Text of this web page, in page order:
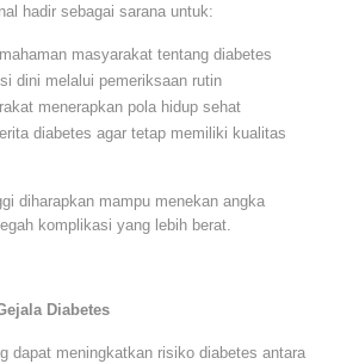
hadir sebagai sarana untuk:
masyarakat tentang diabetes
dini melalui pemeriksaan rutin
menerapkan pola hidup sehat
diabetes agar tetap memiliki kualitas
diharapkan mampu menekan angka
komplikasi yang lebih berat.
Diabetes
dapat meningkatkan risiko diabetes antara